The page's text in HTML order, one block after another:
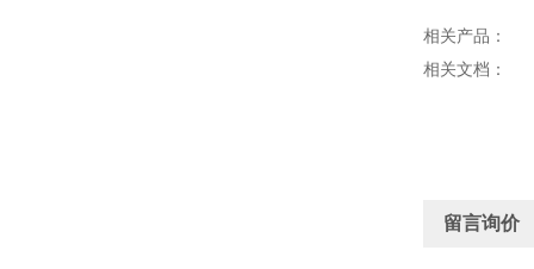
相关产品：
相关文档：
留言询价